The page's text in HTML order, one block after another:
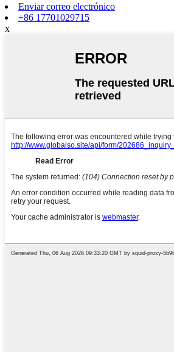
Enviar correo electrónico
+86 17701029715
x